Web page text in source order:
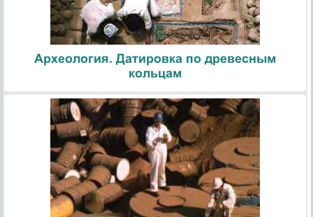
Археология. Датировка по древесным
кольцам